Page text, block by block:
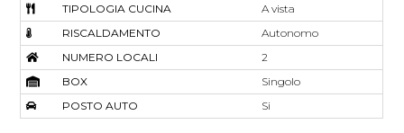
TIPOLOGIA CUCINA
A vista
RISCALDAMENTO
Autonomo
NUMERO LOCALI
2
BOX
Singolo
POSTO AUTO
Si